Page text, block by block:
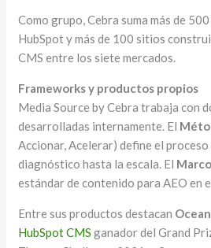
Como grupo, Cebra suma más de
HubSpot y más de 100 sitios
CMS entre los siete mercados.
Frameworks y productos propios
Media Source by Cebra trabaja con
desarrolladas internamente. El
Accionar, Acelerar) define el
diagnóstico hasta la escala. El
estándar de contenido para AEO en
Entre sus productos destacan
HubSpot CMS ganador del Grand